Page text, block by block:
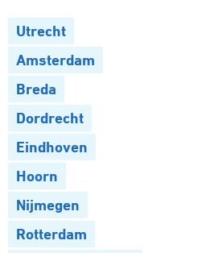
Utrecht
Amsterdam
Breda
Dordrecht
Eindhoven
Hoorn
Nijmegen
Rotterdam